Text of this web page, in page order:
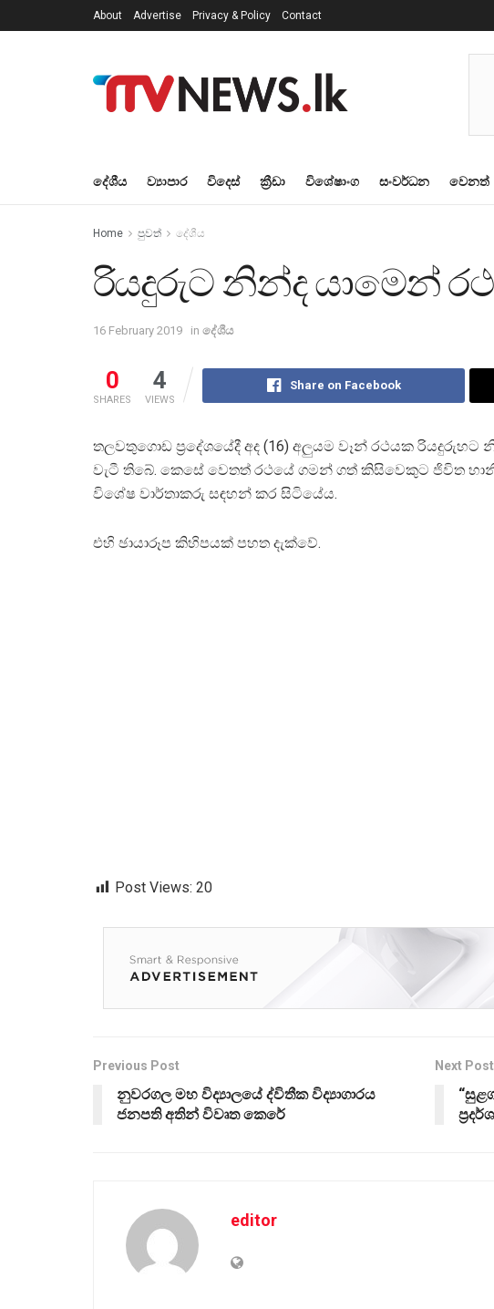
About Advertise Privacy & Policy Contact
දේශීය ව්‍යාපාර විදෙස් ක්‍රීඩා විශේෂාංග සංවර්ධන වෙනත්
Home පුවත් දේශීය
රියදුරුට නින්ද යාමෙන්
16 February 2019 in දේශීය
0
SHARES
4
VIEWS
Share on Facebook
තලවතුගොඩ ප්‍රදේශයේදී අද (16) අලුයම වෑන් රථයක
වැටී තිබේ. කෙසේ වෙතත් රථයේ ගමන් ගත් කිසිවෙකුට ජිවිත
විශේෂ වාර්තාකරු සඳහන් කර සිටියේය.
එහි ඡායාරූප කිහිපයක් පහත දැක්වේ.
Post Views: 20
Previous Post
නුවරගල මහ විද්‍යාලයේ ද්විතීක විද්‍යාගාරය
ජනපති අතින් විවෘත කෙරේ
Next Post
editor